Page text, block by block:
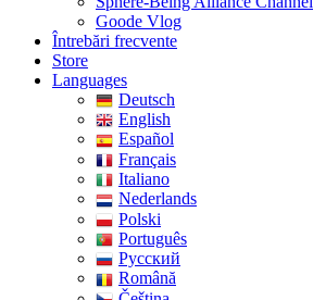
Goode Vlog
Întrebări frecvente
Store
Languages
Deutsch
English
Español
Français
Italiano
Nederlands
Polski
Português
Pусский
Română